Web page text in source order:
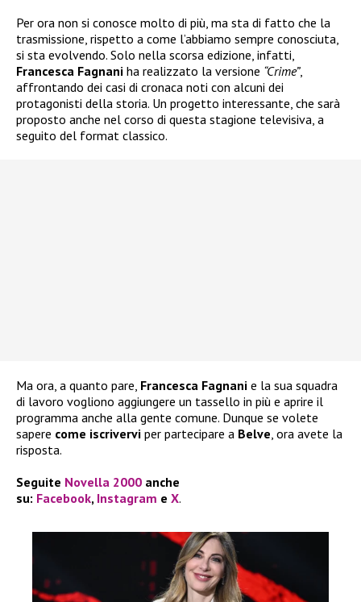
Per ora non si conosce molto di più, ma sta di fatto che la
trasmissione, rispetto a come l’abbiamo sempre conosciuta,
si sta evolvendo. Solo nella scorsa edizione, infatti,
Francesca Fagnani ha realizzato la versione “Crime”,
affrontando dei casi di cronaca noti con alcuni dei
protagonisti della storia. Un progetto interessante, che sarà
proposto anche nel corso di questa stagione televisiva, a
seguito del format classico.
Ma ora, a quanto pare, Francesca Fagnani e la sua squadra
di lavoro vogliono aggiungere un tassello in più e aprire il
programma anche alla gente comune. Dunque se volete
sapere come iscrivervi per partecipare a Belve, ora avete la
risposta.
Seguite Novella 2000 anche
su: Facebook, Instagram e X.